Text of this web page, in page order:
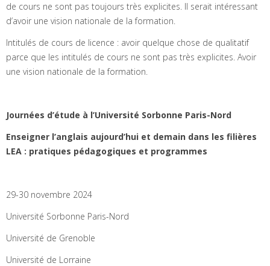
de cours ne sont pas toujours très explicites. Il serait intéressant
d’avoir une vision nationale de la formation.
Intitulés de cours de licence : avoir quelque chose de qualitatif
parce que les intitulés de cours ne sont pas très explicites. Avoir
une vision nationale de la formation.
Journées d’étude à l’Université Sorbonne Paris-Nord
Enseigner l’anglais aujourd’hui et demain dans les filières
LEA : pratiques pédagogiques et programmes
29-30 novembre 2024
Université Sorbonne Paris-Nord
Université de Grenoble
Université de Lorraine